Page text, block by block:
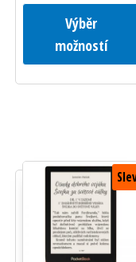
produkt má více variant.
Výběr
možností